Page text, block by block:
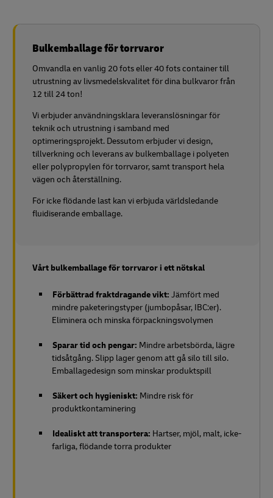
Bulkemballage för torrvaror
Omvandla en vanlig 20 fots eller 40 fots container till
utrustning av livsmedelskvalitet för dina bulkvaror från
12 till 24 ton!
Vi erbjuder användningsklara leveranslösningar för
teknik och utrustning i samband med
optimeringsprojekt. Dessutom erbjuder vi design,
tillverkning och leverans av bulkemballage i polyeten
eller polypropylen för torrvaror, samt transport hela
vägen och återställning.
För icke flödande last kan vi erbjuda världsledande
fluidiserande emballage.
Vårt bulkemballage för torrvaror i ett nötskal
Förbättrad fraktdragande vikt: Jämfört med
mindre paketeringstyper (jumbopåsar, IBC:er).
Eliminera och minska förpackningsvolymen
Sparar tid och pengar: Mindre arbetsbörda, lägre
tidsåtgång. Slipp lager genom att gå silo till silo.
Emballagedesign som minskar produktspill
Säkert och hygieniskt: Mindre risk för
produktkontaminering
Idealiskt att transportera: Hartser, mjöl, malt, icke-
farliga, flödande torra produkter